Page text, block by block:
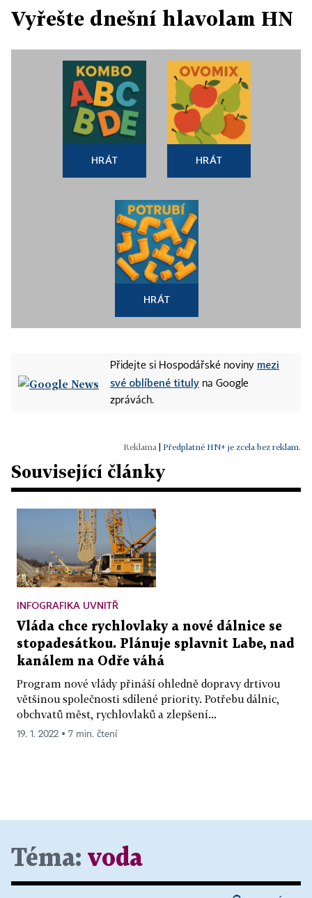
Vyřešte dnešní hlavolam HN
HRÁT HRÁT
HRÁT
Přidejte si Hospodářské noviny mezi
své oblíbené tituly na Google
zprávách.
Předplatné HN+ je zcela bez reklam.
Související články
INFOGRAFIKA UVNITŘ
Vláda chce rychlovlaky a nové dálnice se
stopadesátkou. Plánuje splavnit Labe, nad
kanálem na Odře váhá
Program nové vlády přináší ohledně dopravy drtivou
většinou společnosti sdílené priority. Potřebu dálnic,
obchvatů měst, rychlovlaků a zlepšení...
19. 1. 2022 ▪ 7 min. čtení
Téma: voda